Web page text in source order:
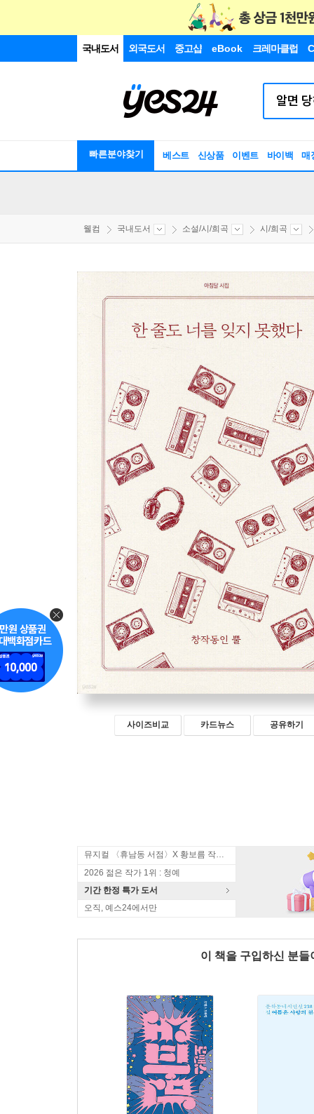
국내도서 외국도서 중고샵 eBook 크레마클럽
빠른분야찾기 베스트 신상품 이벤트 바이백 매
웰컴 국내도서 소설/시/희곡 시/희곡
사이즈비교 카드뉴스 공유하기
뮤지컬 〈휴남동 서점〉X 황보름 작가 북토크
2026 젊은 작가 1위 : 청예
기간 한정 특가 도서
오직, 예스24에서만
이 책을 구입하신 분